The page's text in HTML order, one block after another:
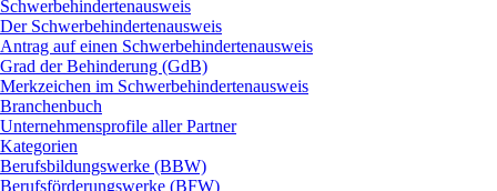
Schwerbehindertenausweis
Der Schwerbehindertenausweis
Antrag auf einen Schwerbehindertenausweis
Grad der Behinderung (GdB)
Merkzeichen im Schwerbehindertenausweis
Branchenbuch
Unternehmensprofile aller Partner
Kategorien
Berufsbildungswerke (BBW)
Berufsförderungswerke (BFW)